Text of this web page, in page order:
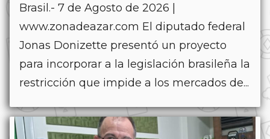
Brasil.- 7 de Agosto de 2026 |
www.zonadeazar.com El diputado federal
Jonas Donizette presentó un proyecto
para incorporar a la legislación brasileña la
restricción que impide a los mercados de...